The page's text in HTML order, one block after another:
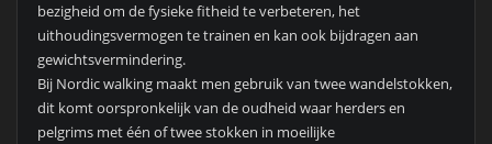
bezigheid om de fysieke fitheid te verbeteren, het
uithoudingsvermogen te trainen en kan ook bijdragen aan
gewichtsvermindering.
Bij Nordic walking maakt men gebruik van twee wandelstokken,
dit komt oorspronkelijk van de oudheid waar herders en
pelgrims met één of twee stokken in moeilijke